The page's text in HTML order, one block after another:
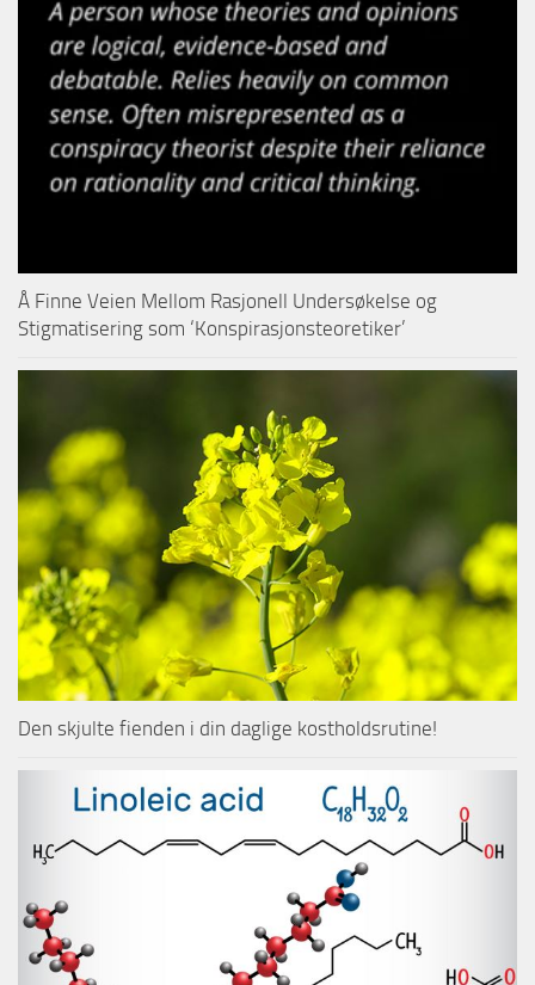
Å Finne Veien Mellom Rasjonell Undersøkelse og
Stigmatisering som ‘Konspirasjonsteoretiker’
Den skjulte fienden i din daglige kostholdsrutine!